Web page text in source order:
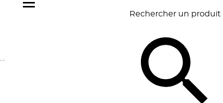
Rechercher un produit
BAGAGERIE BUREAU